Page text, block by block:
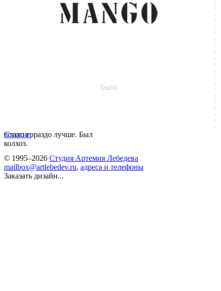
Стало гораздо лучше. Был
колхоз.
логотип
© 1995–2026 Студия Артемия Лебедева
mailbox@artlebedev.ru, адреса и телефоны
Заказать дизайн...